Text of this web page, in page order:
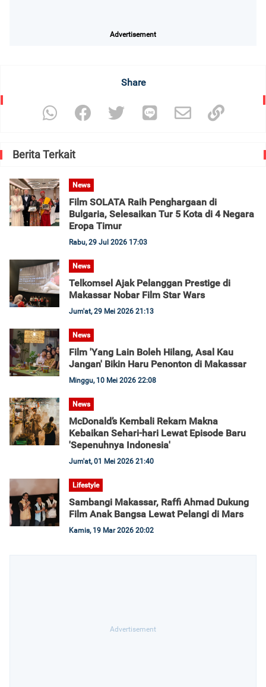
Advertisement
Share
Berita Terkait
News
Film SOLATA Raih Penghargaan di
Bulgaria, Selesaikan Tur 5 Kota di 4 Negara
Eropa Timur
Rabu, 29 Jul 2026 17:03
News
Telkomsel Ajak Pelanggan Prestige di
Makassar Nobar Film Star Wars
Jum'at, 29 Mei 2026 21:13
News
Film 'Yang Lain Boleh Hilang, Asal Kau
Jangan' Bikin Haru Penonton di Makassar
Minggu, 10 Mei 2026 22:08
News
McDonald’s Kembali Rekam Makna
Kebaikan Sehari-hari Lewat Episode Baru
'Sepenuhnya Indonesia'
Jum'at, 01 Mei 2026 21:40
Lifestyle
Sambangi Makassar, Raffi Ahmad Dukung
Film Anak Bangsa Lewat Pelangi di Mars
Kamis, 19 Mar 2026 20:02